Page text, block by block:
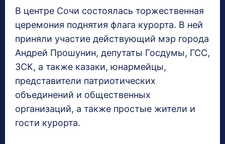
В центре Сочи состоялась торжественная
церемония поднятия флага курорта. В ней
приняли участие действующий мэр города
Андрей Прошунин, депутаты Госдумы, ГСС,
ЗСК, а также казаки, юнармейцы,
представители патриотических
объединений и общественных
организаций, а также простые жители и
гости курорта.